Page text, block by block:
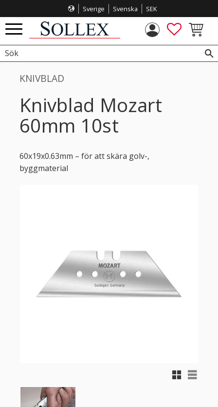
Meny
Sverige Svenska SEK
FAVORITER
KNIVBLAD
Knivblad Mozart
60mm 10st
60x19x0.63mm – för att skära golv-,
byggmaterial
Rutnätsvy
Listvy